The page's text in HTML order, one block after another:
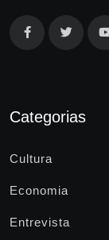
Categorias
Cultura
Economia
Entrevista